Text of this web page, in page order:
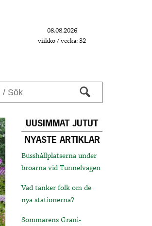
08.08.2026
viikko / vecka: 32
UUSIMMAT JUTUT
NYASTE ARTIKLAR
Busshållplatserna under
broarna vid Tunnelvägen
Vad tänker folk om de
nya stationerna?
Sommarens Grani-